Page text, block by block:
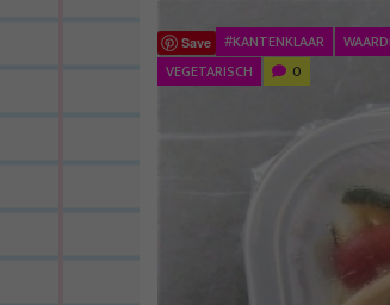
Save #KANTENKLAAR
VEGETARISCH
0